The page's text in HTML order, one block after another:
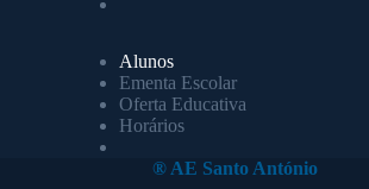
Alunos
Ementa Escolar
Oferta Educativa
Horários
® AE Santo António